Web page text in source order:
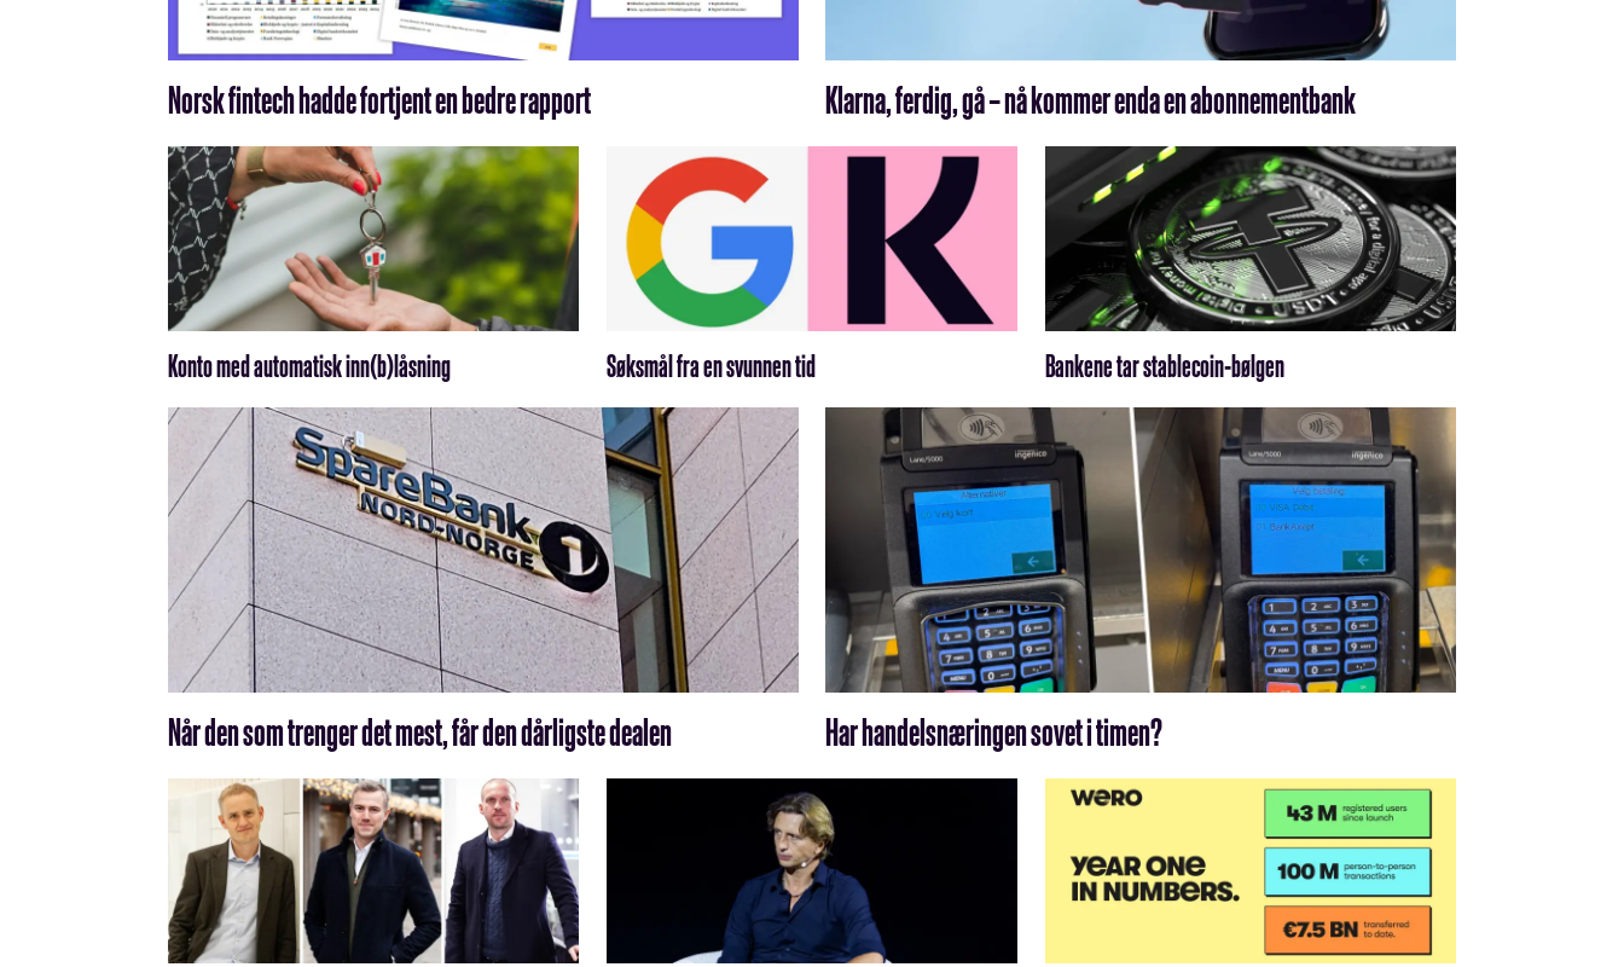
Norsk fintech hadde fortjent en bedre rapport Klarna, ferdig, gå – nå kommer enda en abonnementbank
Konto med automatisk inn(b)låsning Søksmål fra en svunnen tid Bankene tar stablecoin-bølgen
Når den som trenger det mest, får den dårligste dealen Har handelsnæringen sovet i timen?